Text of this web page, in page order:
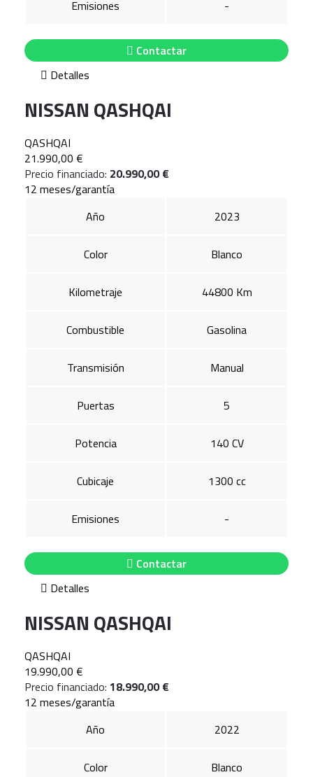
Emisiones -
Contactar
Detalles
NISSAN QASHQAI
QASHQAI
21.990,00 €
Precio financiado: 20.990,00 €
12 meses/garantía
Año
2023
Color Blanco
Kilometraje 44800 Km
Combustible Gasolina
Transmisión Manual
Puertas 5
Potencia 140 CV
Cubicaje 1300 cc
Emisiones -
Contactar
Detalles
NISSAN QASHQAI
QASHQAI
19.990,00 €
Precio financiado: 18.990,00 €
12 meses/garantía
Año
2022
Color Blanco